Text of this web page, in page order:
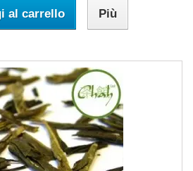
al carrello Più